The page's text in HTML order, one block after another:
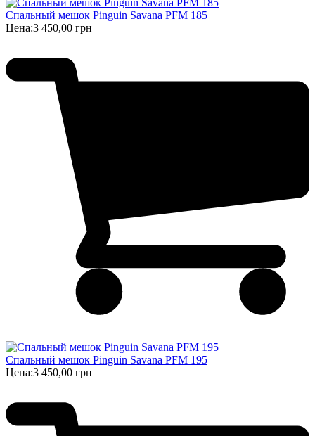
Спальный мешок Pinguin Savana PFM 185
Цена:3 450,00 грн
Спальный мешок Pinguin Savana PFM 195
Цена:3 450,00 грн